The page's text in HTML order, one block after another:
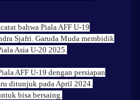
bahwa Piala AFF U-19
Sjafri. Garuda Muda membidik
Asia U-20 2025.
AFF U-19 dengan persiapan
ditunjuk pada April 2024.
bisa bersaing.